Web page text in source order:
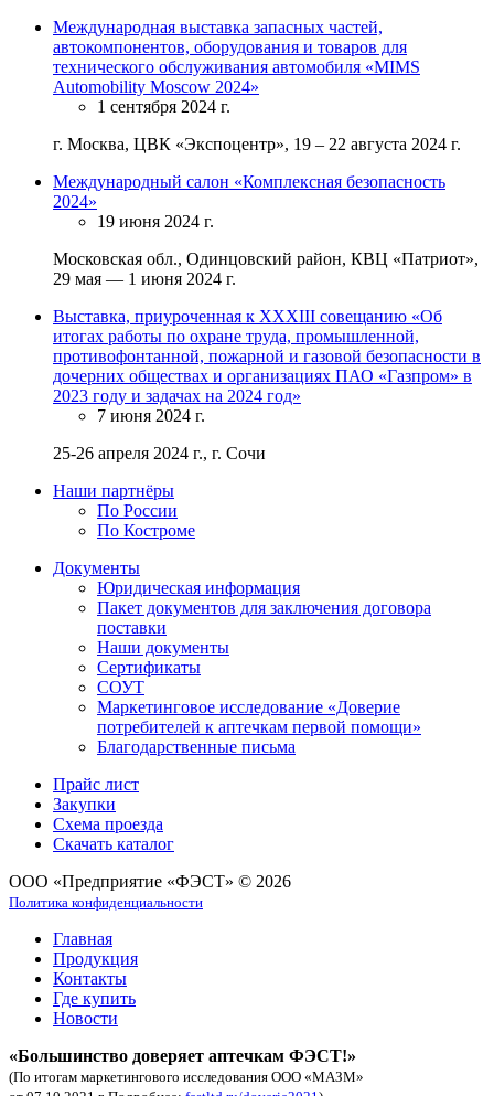
Международная выставка запасных частей,
автокомпонентов, оборудования и товаров для
технического обслуживания автомобиля «MIMS
Automobility Moscow 2024»
1 сентября 2024 г.
г. Москва, ЦВК «Экспоцентр», 19 – 22 августа 2024 г.
Международный салон «Комплексная безопасность
2024»
19 июня 2024 г.
Московская обл., Одинцовский район, КВЦ «Патриот»,
29 мая — 1 июня 2024 г.
Выставка, приуроченная к XXXIII совещанию «Об
итогах работы по охране труда, промышленной,
противофонтанной, пожарной и газовой безопасности в
дочерних обществах и организациях ПАО «Газпром» в
2023 году и задачах на 2024 год»
7 июня 2024 г.
25-26 апреля 2024 г., г. Сочи
Наши партнёры
По России
По Костроме
Документы
Юридическая информация
Пакет документов для заключения договора
поставки
Наши документы
Сертификаты
СОУТ
Маркетинговое исследование «Доверие
потребителей к аптечкам первой помощи»
Благодарственные письма
Прайс лист
Закупки
Схема проезда
Скачать каталог
ООО «Предприятие «ФЭСТ» © 2026
Политика конфиденциальности
Главная
Продукция
Контакты
Где купить
Новости
«Большинство доверяет аптечкам ФЭСТ!»
(По итогам маркетингового исследования ООО «МАЗМ»